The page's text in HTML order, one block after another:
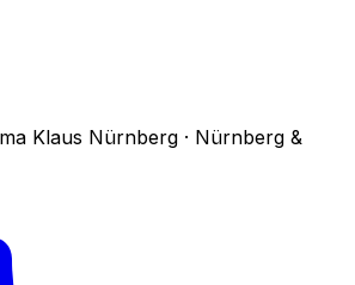
Klaus Nürnberg · Nürnberg &